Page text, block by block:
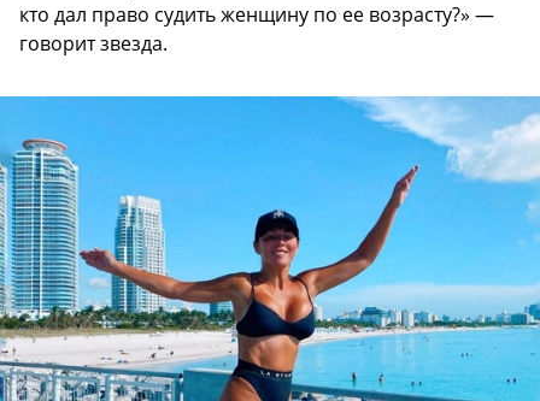
кто дал право судить женщину по ее возрасту?» —
говорит звезда.